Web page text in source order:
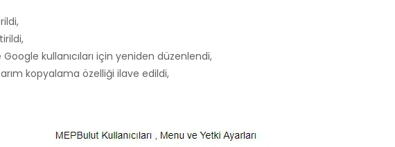
Google kullanıcıları için yeniden düzenlendi,
kopyalama özelliği ilave edildi,